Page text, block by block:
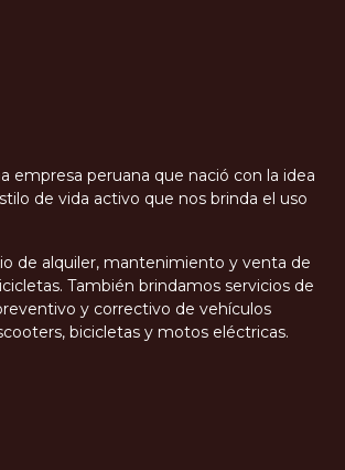
empresa peruana que nació con la idea
de vida activo que nos brinda el uso
de alquiler, mantenimiento y venta de
También brindamos servicios de
y correctivo de vehículos
bicicletas y motos eléctricas.